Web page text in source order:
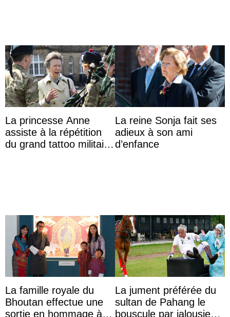
La princesse Anne
assiste à la répétition
du grand tattoo militaire
La reine Sonja fait ses
adieux à son ami
d’enfance
La famille royale du
Bhoutan effectue une
sortie en hommage à
La jument préférée du
sultan de Pahang le
bouscule par jalousie